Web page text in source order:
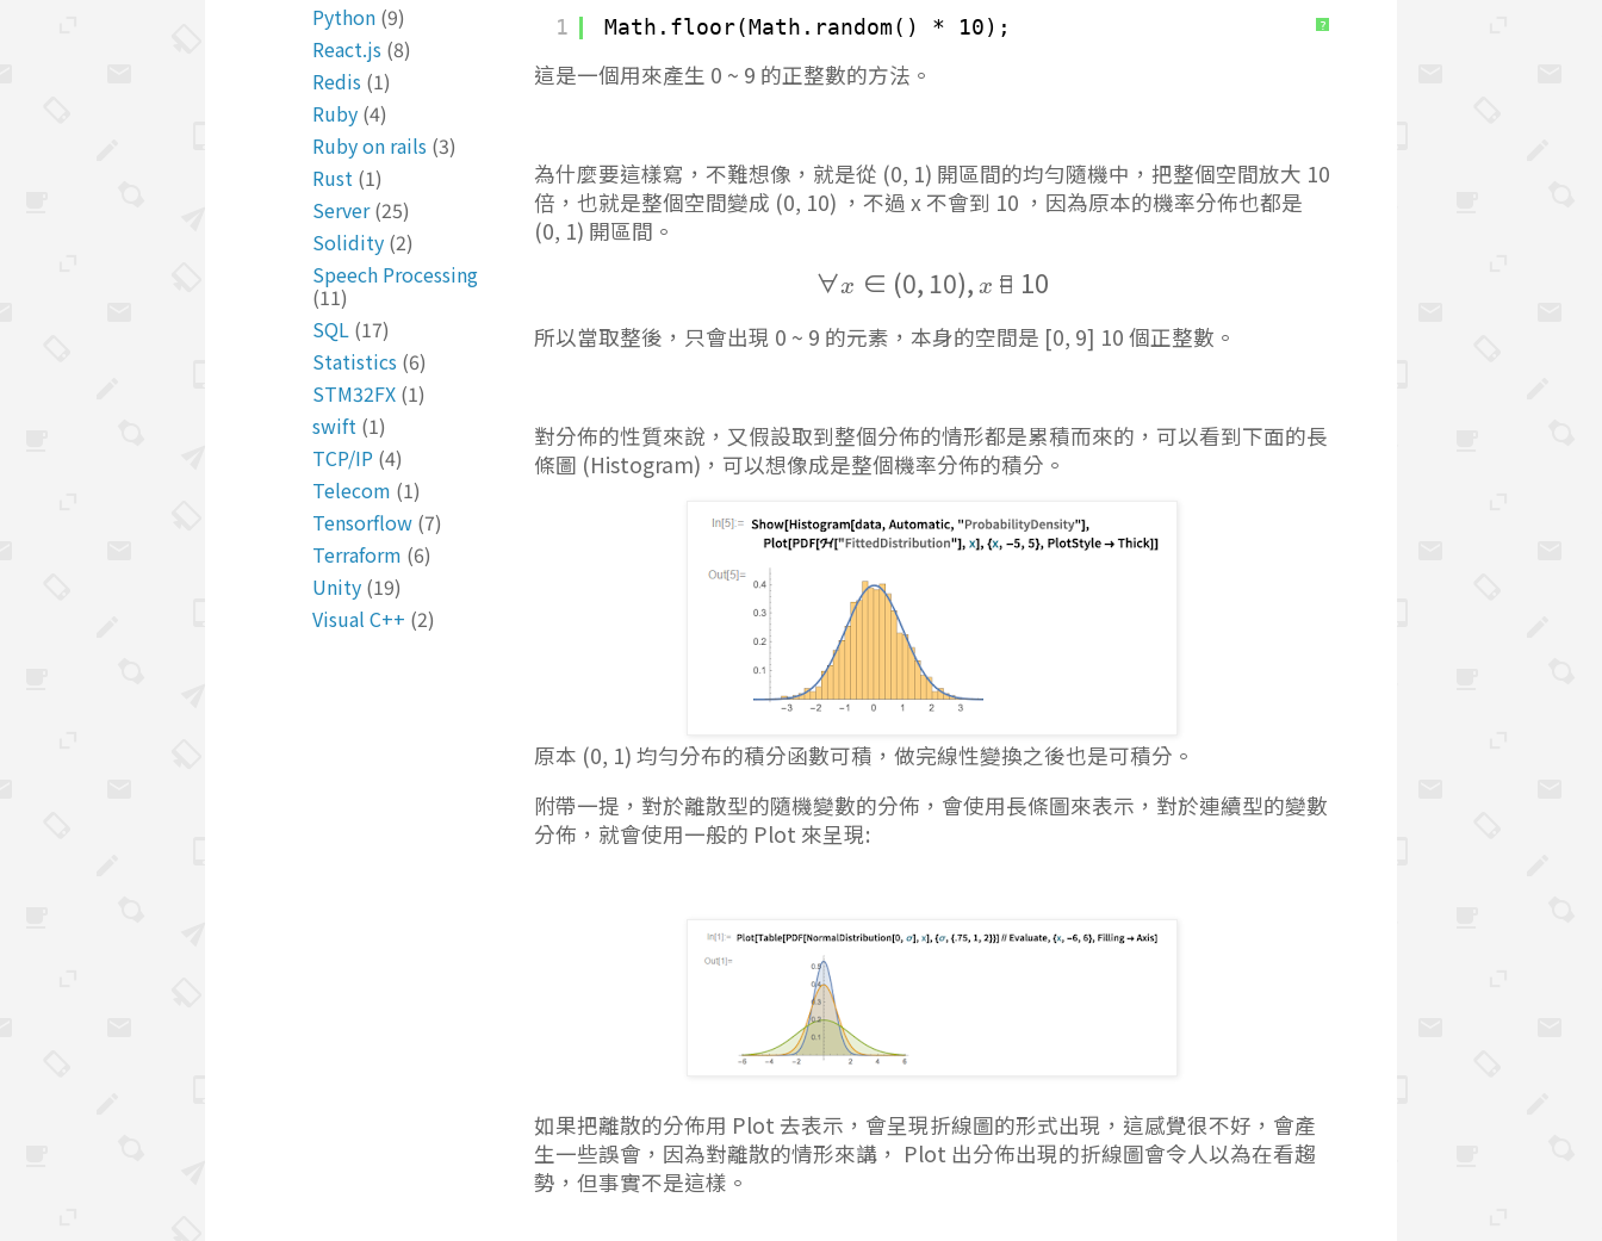
?
1 Math.floor(Math.random() * 10);
這是一個用來產生 0 ~ 9 的正整數的方法。
為什麼要這樣寫，不難想像，就是從 (0, 1) 開區間的均勻隨機中，把整個空間放大 10
倍，也就是整個空間變成 (0, 10) ，不過 x 不會到 10 ，因為原本的機率分佈也都是
(0, 1) 開區間。
\forall x \in (0, 10), x \ne 10
∀x ∈ (0, 10), x 
= 10
所以當取整後，只會出現 0 ~ 9 的元素，本身的空間是 [0, 9] 10 個正整數。
對分佈的性質來說，又假設取到整個分佈的情形都是累積而來的，可以看到下面的長
條圖 (Histogram)，可以想像成是整個機率分佈的積分。
原本 (0, 1) 均勻分布的積分函數可積，做完線性變換之後也是可積分。
附帶一提，對於離散型的隨機變數的分佈，會使用長條圖來表示，對於連續型的變數
分佈，就會使用一般的 Plot 來呈現:
如果把離散的分佈用 Plot 去表示，會呈現折線圖的形式出現，這感覺很不好，會產
生一些誤會，因為對離散的情形來講， Plot 出分佈出現的折線圖會令人以為在看趨
勢，但事實不是這樣。
Python (9)
React.js (8)
Redis (1)
Ruby (4)
Ruby on rails (3)
Rust (1)
Server (25)
Solidity (2)
Speech Processing
(11)
SQL (17)
Statistics (6)
STM32FX (1)
swift (1)
TCP/IP (4)
Telecom (1)
Tensorflow (7)
Terraform (6)
Unity (19)
Visual C++ (2)